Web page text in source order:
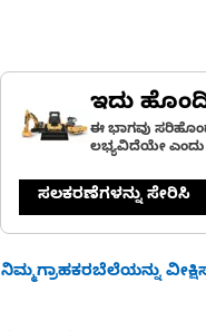
ಇದು
ಈ ಭಾಗವು
ಲಭ್ಯವಿದೆಯೇ ಎಂದು
ಸಲಕರಣೆಗಳನ್ನು ಸೇರಿಸಿ
ನಿಮ್ಮಗ್ರಾಹಕರಬೆಲೆಯನ್ನು